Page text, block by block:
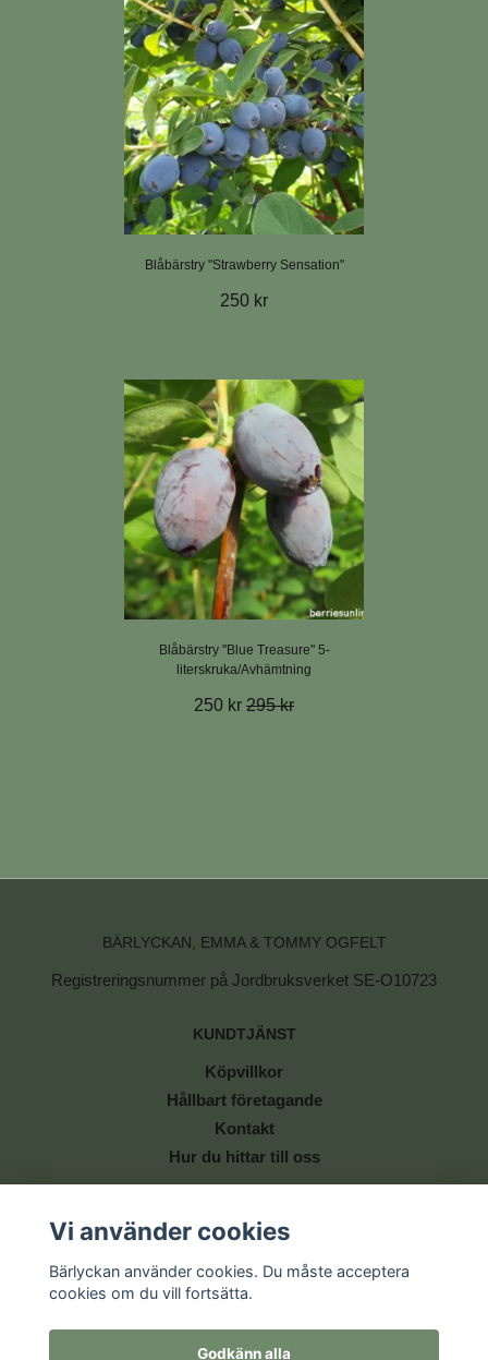
Blåbärstry "Strawberry Sensation"
250 kr
Blåbärstry "Blue Treasure" 5-
literskruka/Avhämtning
250 kr 295 kr
BÄRLYCKAN, EMMA & TOMMY OGFELT
Registreringsnummer på Jordbruksverket SE-O10723
KUNDTJÄNST
Köpvillkor
Hållbart företagande
Kontakt
Hur du hittar till oss
BETALSÄTT
Vi använder cookies
Bärlyckan använder cookies. Du måste acceptera
cookies om du vill fortsätta.
Godkänn alla